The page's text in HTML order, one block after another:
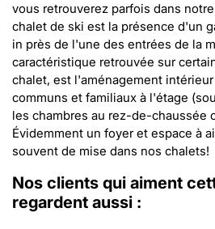
vous retrouverez parfois dans
chalet de ski est la présence d'un
in près de l'une des entrées de la
caractéristique retrouvée sur
chalet, est l'aménagement
communs et familiaux à l'étage
les chambres au rez-de-chaussée
Évidemment un foyer et espace à
souvent de mise dans nos chalets!
Nos clients qui aiment
regardent aussi :